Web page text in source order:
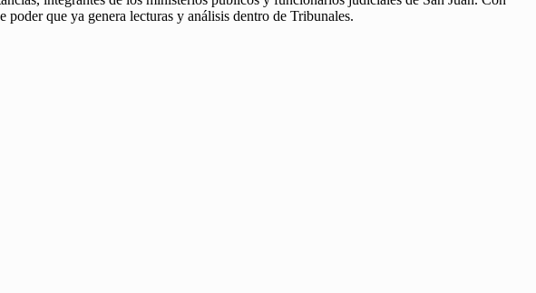
que ya genera lecturas y análisis dentro de Tribunales.